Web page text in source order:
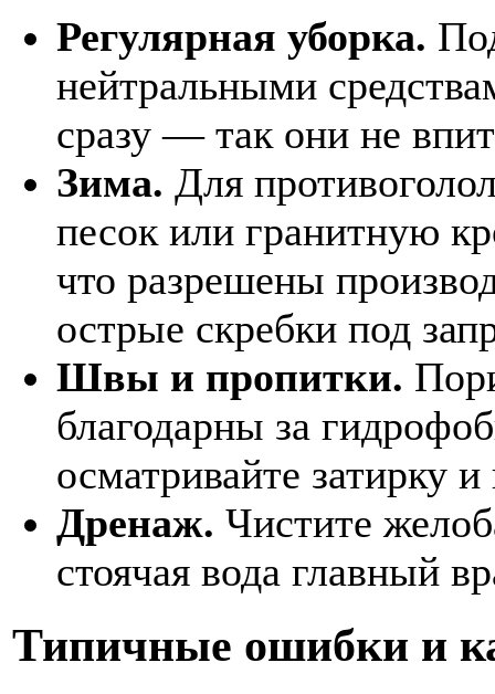
Регулярная уборка.
нейтральными
сразу — так они не
Зима. Для
песок или гранитную
что разрешены
острые скребки под
Швы и пропитки.
благодарны за
осматривайте затирку
Дренаж. Чистите
стоячая вода главный
Типичные ошибки и